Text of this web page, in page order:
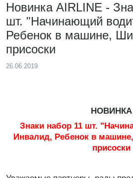
Новинка AIRLINE -
шт. "Начинающий
Ребенок в машине,
присоски
26.06.2019
НОВИНКА
Знаки набор 11 шт.
Инвалид, Ребенок в
присоски